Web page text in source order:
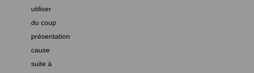
utiliser
du coup
présentation
cause
suite à